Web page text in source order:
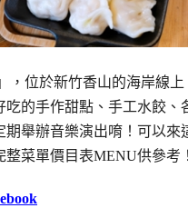
位於新竹香山的海岸線
的手作甜點、手工水餃
舉辦音樂演出唷！可以
菜單價目表MENU供參考！